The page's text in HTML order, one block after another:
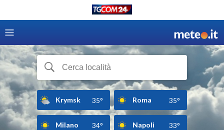
Krymsk 35° Roma 35°
Milano 34° Napoli 33°